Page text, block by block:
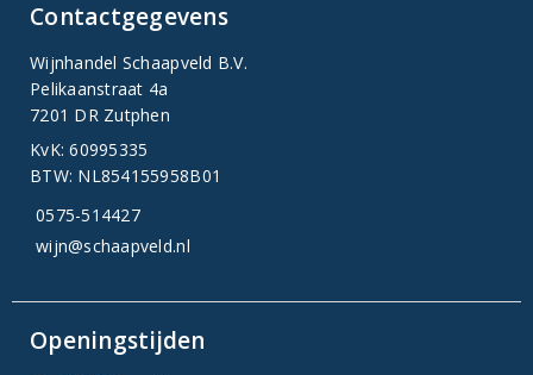
Contactgegevens
Wijnhandel Schaapveld B.V.
Pelikaanstraat 4a
7201 DR Zutphen
KvK: 60995335
BTW: NL854155958B01
0575-514427
wijn@schaapveld.nl
Openingstijden